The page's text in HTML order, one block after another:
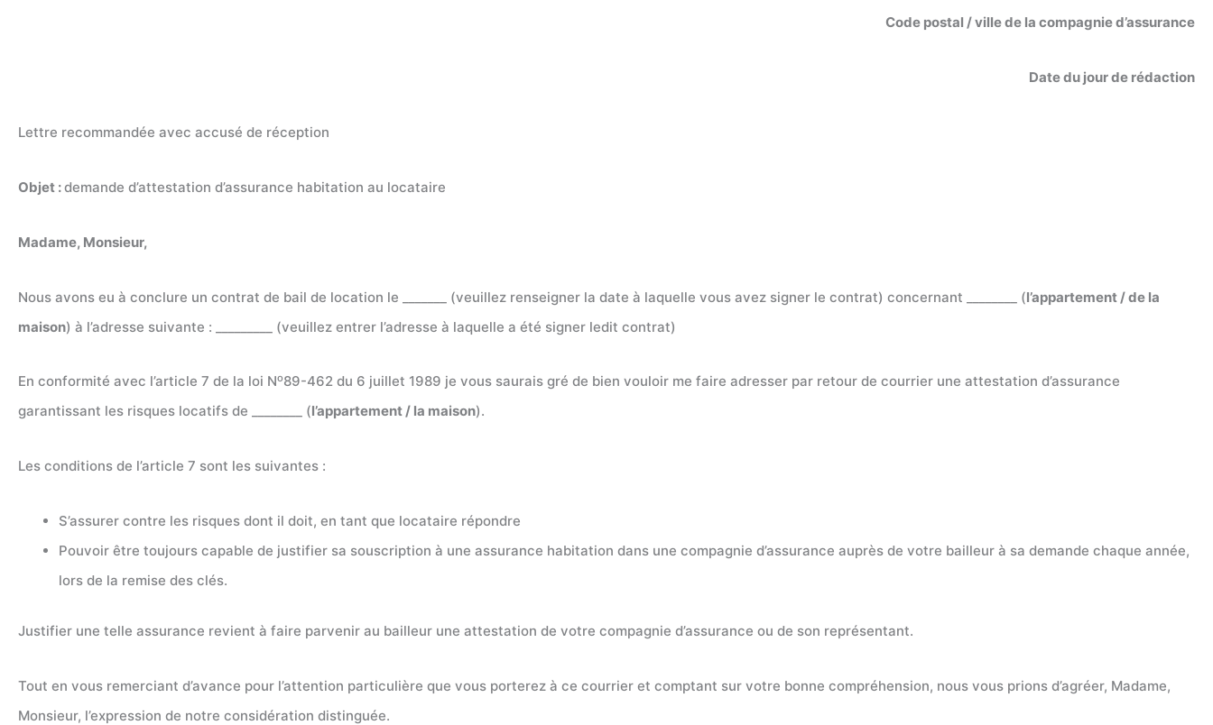
Code postal / ville de la compagnie d’assurance
Date du jour de rédaction
Lettre recommandée avec accusé de réception
Objet :demande d’attestation d’assurance habitation au locataire
Madame, Monsieur,
Nous avons eu à conclure un contrat de bail de location le _______ (veuillez renseigner la date à laquelle vous avez signer le contrat) concernant ________ (l’appartement / de la
maison) à l’adresse suivante : _________ (veuillez entrer l’adresse à laquelle a été signer ledit contrat)
En conformité avec l’article 7 de la loi No89-462 du 6 juillet 1989 je vous saurais gré de bien vouloir me faire adresser par retour de courrier une attestation d’assurance
garantissant les risques locatifs de ________ (l’appartement / la maison).
Les conditions de l’article 7 sont les suivantes :
S’assurer contre les risques dont il doit, en tant que locataire répondre
Pouvoir être toujours capable de justifier sa souscription à une assurance habitation dans une compagnie d’assurance auprès de votre bailleur à sa demande chaque année,
lors de la remise des clés.
Justifier une telle assurance revient à faire parvenir au bailleur une attestation de votre compagnie d’assurance ou de son représentant.
Tout en vous remerciant d’avance pour l’attention particulière que vous porterez à ce courrier et comptant sur votre bonne compréhension, nous vous prions d’agréer, Madame,
Monsieur, l’expression de notre considération distinguée.